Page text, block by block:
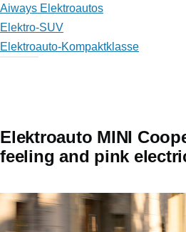
Aiways Elektroautos
Elektro-SUV
Elektroauto-Kompaktklasse
Elektroauto MINI
feeling and pink